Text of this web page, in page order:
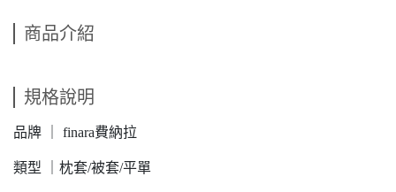
商品介紹
規格說明
品牌 ｜ finara費納拉
類型 ｜枕套/被套/平單